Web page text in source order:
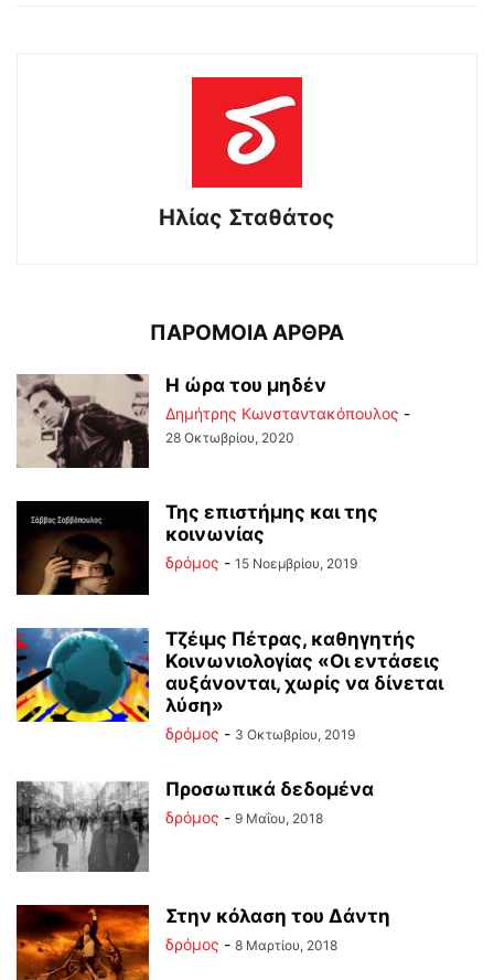
Ηλίας Σταθάτος
ΠΑΡΟΜΟΙΑ ΑΡΘΡΑ
Η ώρα του μηδέν
Δημήτρης Κωνσταντακόπουλος -
28 Οκτωβρίου, 2020
Της επιστήμης και της
κοινωνίας
δρόμος - 15 Νοεμβρίου, 2019
Τζέιμς Πέτρας, καθηγητής
Κοινωνιολογίας «Οι εντάσεις
αυξάνονται, χωρίς να δίνεται
λύση»
δρόμος - 3 Οκτωβρίου, 2019
Προσωπικά δεδομένα
δρόμος - 9 Μαΐου, 2018
Στην κόλαση του Δάντη
δρόμος - 8 Μαρτίου, 2018